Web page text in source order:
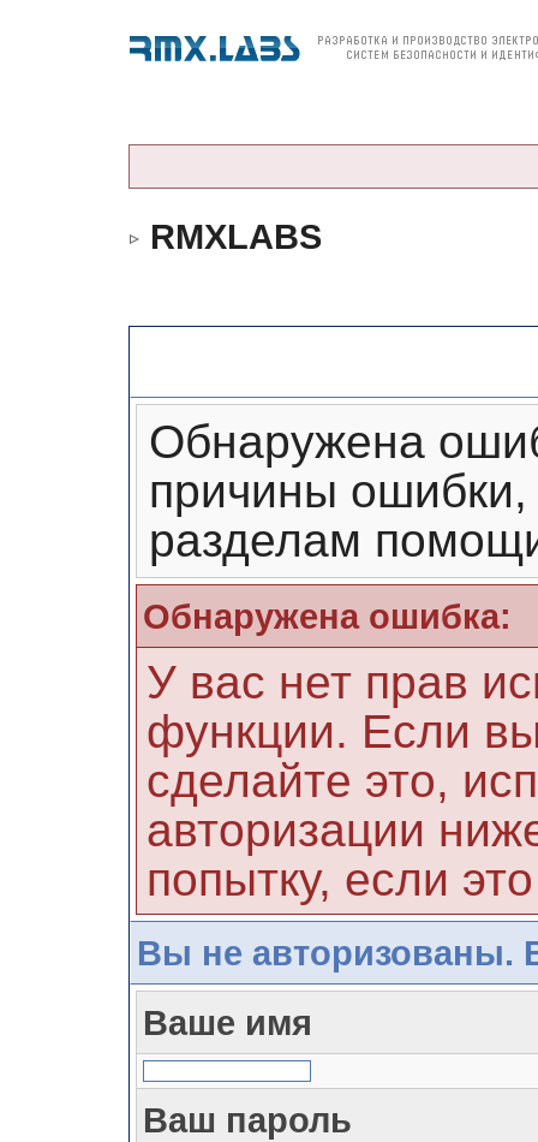
RMXLABS
Обнаружена
причины ошибки,
разделам
Обнаружена ошибка:
У вас нет прав
функции. Если
сделайте это,
авторизации
попытку, если
Вы не авторизованы.
Ваше имя
Ваш пароль